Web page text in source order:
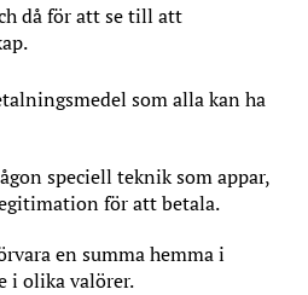
då för att se till att
som alla kan ha
speciell teknik som appar,
för att betala.
en summa hemma i
i olika valörer.